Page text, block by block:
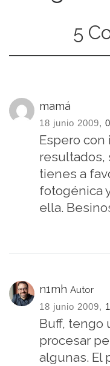
5
mamá
18 junio 2009,
Espero
resultados,
tienes a
fotogénica
ella.
n1mh Autor
18 junio 2009,
Buff, tengo
procesar
algunas. El